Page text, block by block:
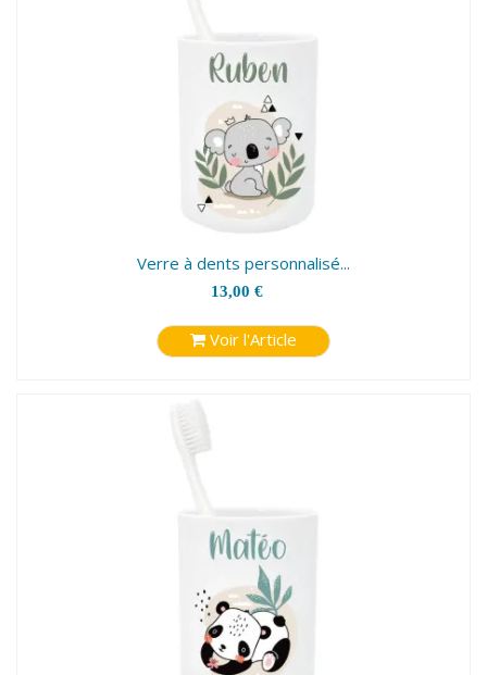
Verre à dents personnalisé...
13,00 €
Voir l'Article